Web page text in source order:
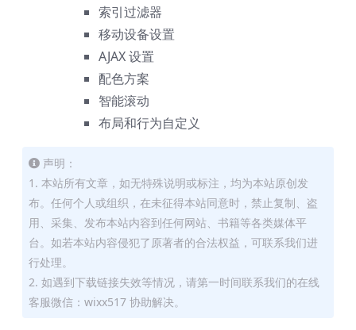
索引过滤器
移动设备设置
AJAX 设置
配色方案
智能滚动
布局和行为自定义
声明：
1. 本站所有文章，如无特殊说明或标注，均为本站原创发
布。任何个人或组织，在未征得本站同意时，禁止复制、盗
用、采集、发布本站内容到任何网站、书籍等各类媒体平
台。如若本站内容侵犯了原著者的合法权益，可联系我们进
行处理。
2. 如遇到下载链接失效等情况，请第一时间联系我们的在线
客服微信：wixx517 协助解决。